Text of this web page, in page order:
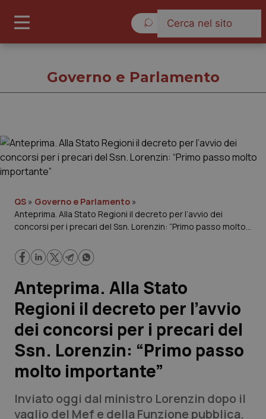
Cronache
Governo e Parlamento
Regioni e Asl
Lavoro e Professioni
Scienza e Farmaci
Studi e Analisi
Lettere al direttore
Governo e Parlamento
QS » Governo e Parlamento »
Anteprima. Alla Stato Regioni il decreto per l’avvio dei
concorsi per i precari del Ssn. Lorenzin: “Primo passo molto
Anteprima. Alla Stato
Regioni il decreto per l’avvio
dei concorsi per i precari del
Ssn. Lorenzin: “Primo passo
molto importante”
Inviato oggi dal ministro Lorenzin dopo il
vaglio del Mef e della Funzione pubblica.